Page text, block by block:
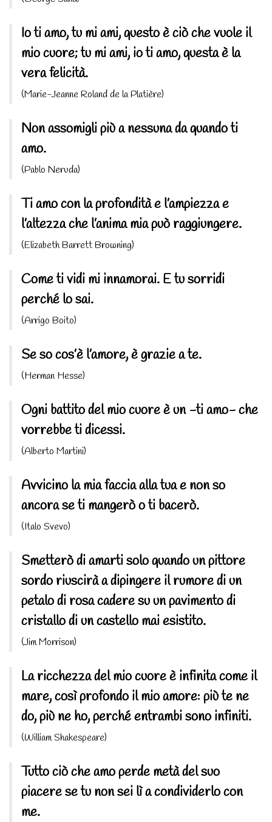
Io ti amo, tu mi ami, questo è ciò che vuole il
mio cuore; tu mi ami, io ti amo, questa è la
vera felicità.
(Marie-Jeanne Roland de la Platière)
Non assomigli più a nessuna da quando ti
amo.
(Pablo Neruda)
Ti amo con la profondità e l’ampiezza e
l’altezza che l’anima mia può raggiungere.
(Elizabeth Barrett Browning)
Come ti vidi mi innamorai. E tu sorridi
perché lo sai.
(Arrigo Boito)
Se so cos’è l’amore, è grazie a te.
(Herman Hesse)
Ogni battito del mio cuore è un -ti amo- che
vorrebbe ti dicessi.
(Alberto Martini)
Avvicino la mia faccia alla tua e non so
ancora se ti mangerò o ti bacerò.
(Italo Svevo)
Smetterò di amarti solo quando un pittore
sordo riuscirà a dipingere il rumore di un
petalo di rosa cadere su un pavimento di
cristallo di un castello mai esistito.
(Jim Morrison)
La ricchezza del mio cuore è infinita come il
mare, così profondo il mio amore: più te ne
do, più ne ho, perché entrambi sono infiniti.
(William Shakespeare)
Tutto ciò che amo perde metà del suo
piacere se tu non sei lì a condividerlo con
me.